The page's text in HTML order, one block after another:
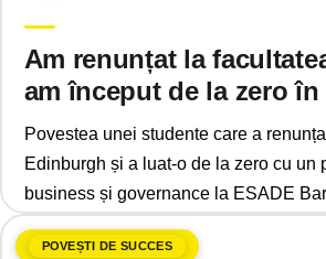
Am renunțat la
am început de la zero în
ce?
Povestea unei studente care a
Edinburgh și a luat-o de la zero cu un
business și governance la ESADE
POVEȘTI DE SUCCES